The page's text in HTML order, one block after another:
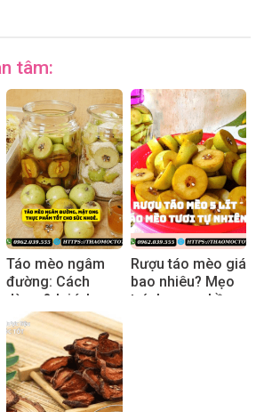
tâm:
Táo mèo ngâm
đường: Cách
dùng & lợi ích
thực tế 2025
Rượu táo mèo giá
bao nhiêu? Mẹo
tránh mua nhầm